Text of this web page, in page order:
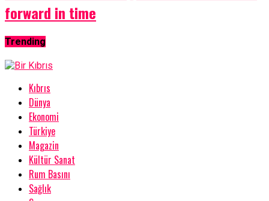
forward in time
Trending
Kıbrıs
Dünya
Ekonomi
Türkiye
Magazin
Kültür Sanat
Rum Basını
Sağlık